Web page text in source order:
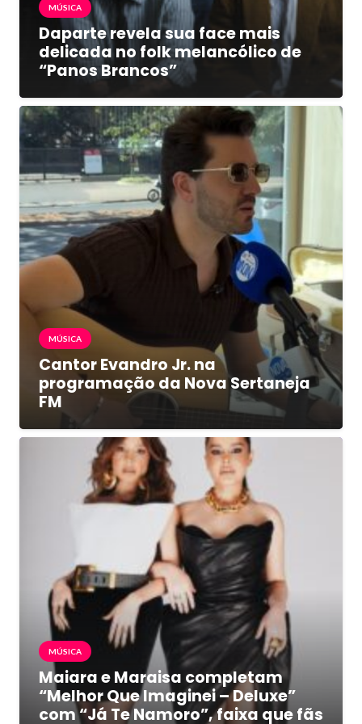
MÚSICA
Daparte revela sua face mais
delicada no folk melancólico de
“Panos Brancos”
MÚSICA
Cantor Evandro Jr. na
programação da Nova Sertaneja
FM
MÚSICA
Maiara e Maraisa completam
“Melhor Que Imaginei – Deluxe”
com “Já Te Namoro”, faixa que fãs